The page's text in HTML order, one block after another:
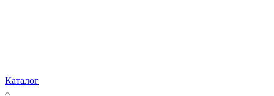
Каталог